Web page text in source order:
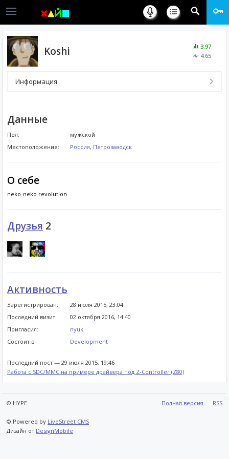
3.97
4.65
Koshi
Информация
Данные
Пол:
мужской
Местоположение:
Россия, Петрозаводск
О себе
neko-neko revolution
Друзья 2
Активность
Зарегистрирован:
28 июля 2015, 23:04
Последний визит:
02 октября 2016, 14:40
Пригласил:
nyuk
Состоит в:
Development
Последний пост — 29 июля 2015, 19:46
Работа с SDC/MMC на примере драйвера под Z-Controller (Z80)
Полная версия RSS
© HYPE
© Powered by LiveStreet CMS
Дизайн от DesignMobile